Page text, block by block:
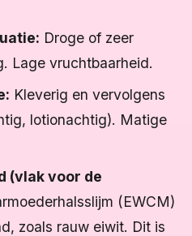
Droge of zeer
Lage vruchtbaarheid.
Kleverig en vervolgens
lotionachtig). Matige
(vlak voor de
(EWCM)
zoals rauw eiwit. Dit is